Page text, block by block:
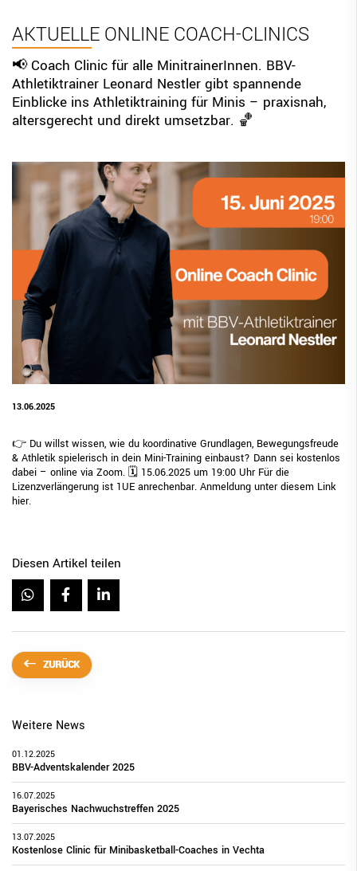
AKTUELLE ONLINE COACH-CLINICS
📢 Coach Clinic für alle MinitrainerInnen. BBV-
Athletiktrainer Leonard Nestler gibt spannende
Einblicke ins Athletiktraining für Minis – praxisnah,
altersgerecht und direkt umsetzbar. 🏀
13.06.2025
👉 Du willst wissen, wie du koordinative Grundlagen, Bewegungsfreude
& Athletik spielerisch in dein Mini-Training einbaust? Dann sei kostenlos
dabei – online via Zoom. 🗓️ 15.06.2025 um 19:00 Uhr Für die
Lizenzverlängerung ist 1UE anrechenbar. Anmeldung unter diesem Link
hier.
Diesen Artikel teilen
ZURÜCK
Weitere News
01.12.2025
BBV-Adventskalender 2025
16.07.2025
Bayerisches Nachwuchstreffen 2025
13.07.2025
Kostenlose Clinic für Minibasketball-Coaches in Vechta
BBV Links
DIGITAL SCORE SHEET
STRUKTURREFORM